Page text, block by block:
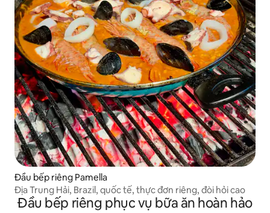
Đầu bếp riêng Pamella
Địa Trung Hải, Brazil, quốc tế, thực đơn riêng, đòi hỏi cao
Đầu bếp riêng phục vụ bữa ăn hoàn hảo